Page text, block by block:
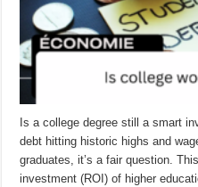
Is a college degree still a smart
debt hitting historic highs and
graduates, it’s a fair question.
investment (ROI) of higher